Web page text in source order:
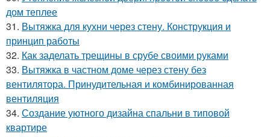
дом теплее
31. Вытяжка для кухни через стену. Конструкция и
принцип работы
32. Как заделать трещины в срубе своими руками
33. Вытяжка в частном доме через стену без
вентилятора. Принудительная и комбинированная
вентиляция
34. Создание уютного дизайна спальни в типовой
квартире